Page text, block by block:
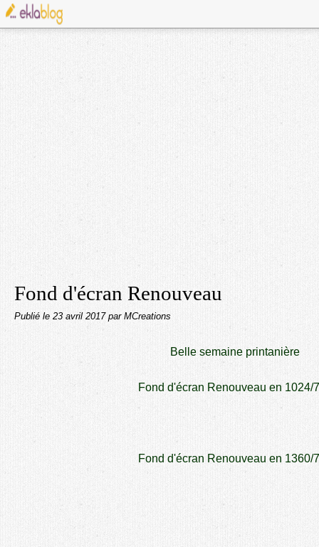
Fond d'écran Renouveau
Publié le 23 avril 2017 par MCreations
Belle semaine printanière
Fond d'écran Renouveau en 1024/
Fond d'écran Renouveau en 1360/